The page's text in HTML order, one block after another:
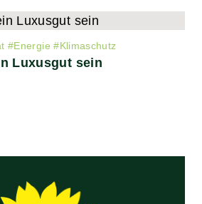
#Energie #Klimaschutz
Luxusgut sein